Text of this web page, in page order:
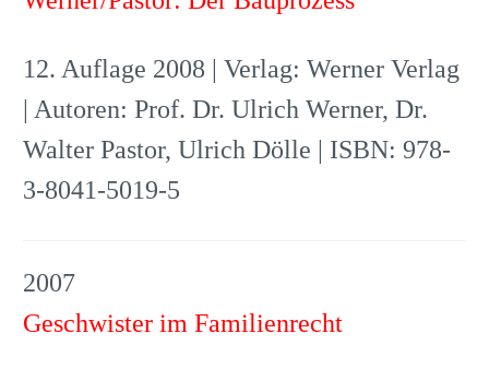
12. Auflage 2008 | Verlag: Werner Verlag
| Autoren: Prof. Dr. Ulrich Werner, Dr.
Walter Pastor, Ulrich Dölle | ISBN: 978-
3-8041-5019-5
2007
Geschwister im Familienrecht